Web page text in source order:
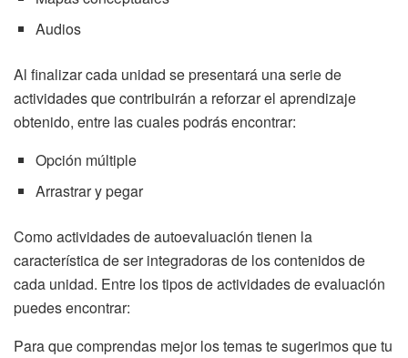
Audios
Al finalizar cada unidad se presentará una serie de
actividades que contribuirán a reforzar el aprendizaje
obtenido, entre las cuales podrás encontrar:
Opción múltiple
Arrastrar y pegar
Como actividades de autoevaluación tienen la
característica de ser integradoras de los contenidos de
cada unidad. Entre los tipos de actividades de evaluación
puedes encontrar:
Para que comprendas mejor los temas te sugerimos que tu